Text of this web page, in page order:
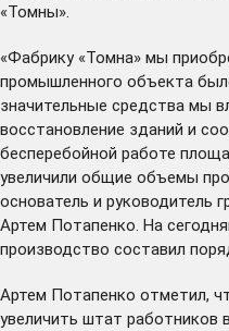
«Томны».
«Фабрику «Томна» мы
промышленного объекта
значительные средства мы
восстановление зданий и
бесперебойной работе
увеличили общие объемы
основатель и руководитель
Артем Потапенко. На
производство составил
Артем Потапенко отметил,
увеличить штат работников